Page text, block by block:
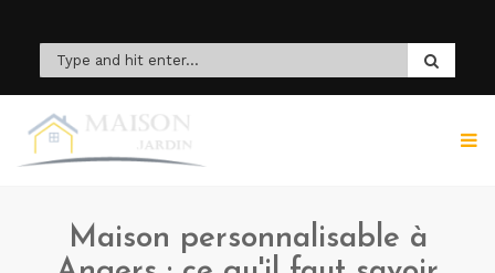
Maison personnalisable à